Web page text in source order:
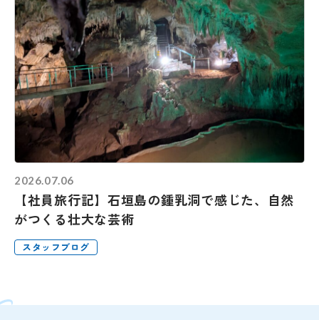
2026.07.06
【社員旅行記】石垣島の鍾乳洞で感じた、自然
がつくる壮大な芸術
スタッフブログ